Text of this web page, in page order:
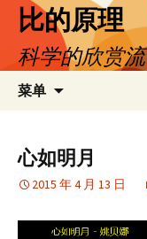
文
比的原理
科学的欣赏
菜单
心如明月
2015 年 4 月 13 日